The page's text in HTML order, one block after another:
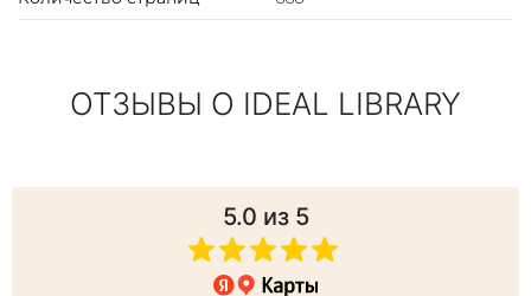
ОТЗЫВЫ О IDEAL LIBRARY
5.0 из 5